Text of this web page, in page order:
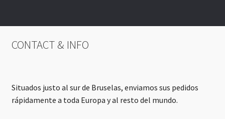
CONTACT & INFO
Situados justo al sur de Bruselas, enviamos sus pedidos
rápidamente a toda Europa y al resto del mundo.